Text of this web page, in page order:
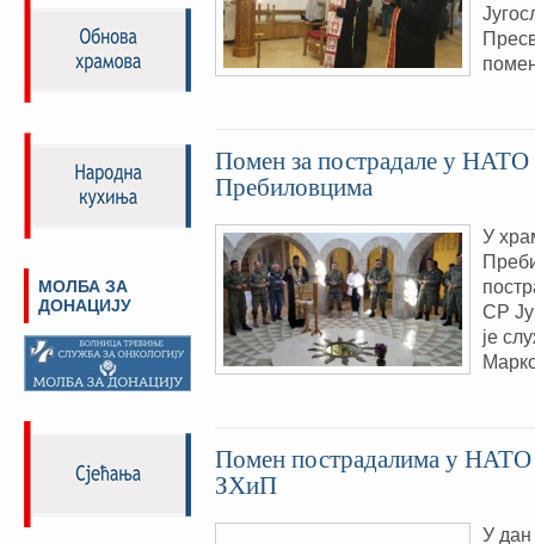
Помен за пострадале у
Пребиловцима
У
СР
је
Помен пострадалима у НАТО
ЗХиП
У дан
МОЛБА ЗА
ДОНАЦИЈУ